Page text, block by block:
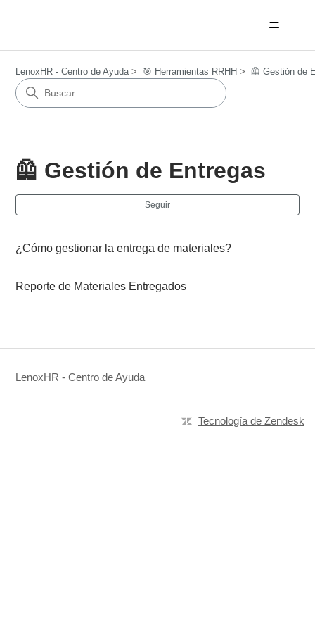
LenoxHR - Centro de Ayuda 🎯​ Herramientas RRHH 🦺 Gestión de
🦺 Gestión de Entregas
Seguir
¿Cómo gestionar la entrega de materiales?
Reporte de Materiales Entregados
LenoxHR - Centro de Ayuda
Tecnología de Zendesk